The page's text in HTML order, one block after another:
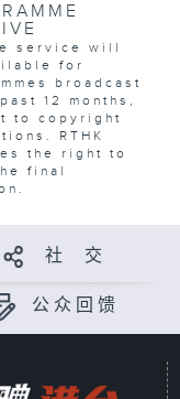
service will
for
broadcast
12 months,
to copyright
RTHK
the right to
final
社 交
公众回馈